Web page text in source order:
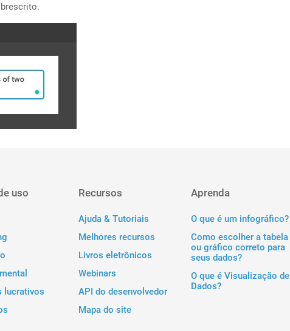
uso
lucrativos
Recursos
Ajuda & Tutoriais
Melhores recursos
Livros eletrônicos
Webinars
API do desenvolvedor
Mapa do site
Aprenda
O que é um infográfico?
Como escolher a tabela
ou gráfico correto para
seus dados?
O que é Visualização de
Dados?